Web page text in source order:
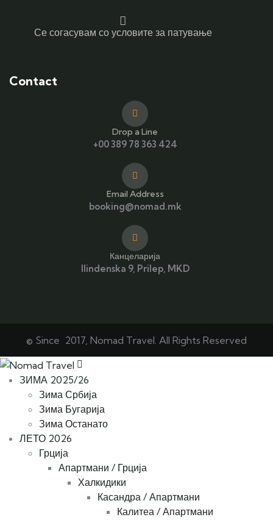
Се согасувам со условите за патување
Contact
Drop a Line
+00 389 78 363 424
Email Address
booking@nomad.mk
Канцеларија
Ilindenska 9, Prilep, MKD
© Since 2017, Nomad Travel. All Rights Reserved
ЗИМА 2025/26
Зима Србија
Зима Бугарија
Зима Останато
ЛЕТО 2026
Грција
Апартмани / Грција
Халкидики
Касандра / Апартмани
Калитеа / Апартмани